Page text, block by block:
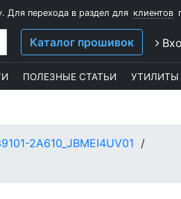
Для перехода в раздел для клиентов
Каталог прошивок
ПОЛЕЗНЫЕ СТАТЬИ УТИЛИТЫ
2A610_JBMEI4UV01